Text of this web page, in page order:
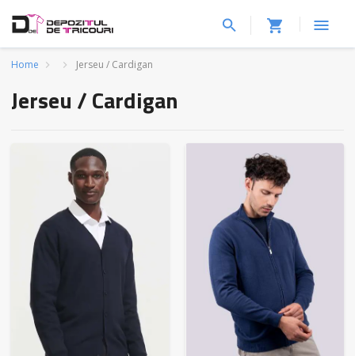
Home Jerseu / Cardigan
Jerseu / Cardigan